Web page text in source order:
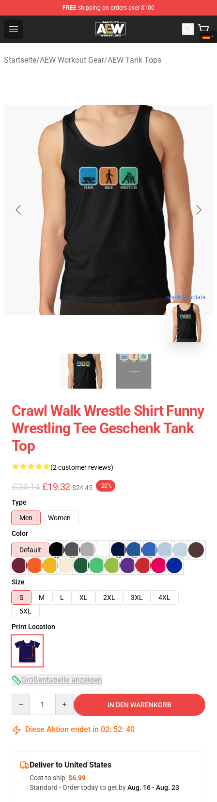
FREE shipping on orders over $100
Open menu
Aew Shop ⚡️ Official Aew Merchandise Store
Startseite/AEW Workout Gear/AEW Tank Tops
blank template
Crawl Walk Wrestle Shirt Funny
Wrestling Tee Geschenk Tank
Top
(2 customer reviews)
£24.14 £19.32 $24.45 -20%
Type
Men
Women
Color
Default
Size
S
M L XL 2XL 3XL
4XL
5XL
Print Location
Größentabelle anzeigen
IN DEN WARENKORB
Diese Aktion endet in 02: 52: 40
Deliver to United States
Cost to ship:$6.99
Standard - Order today to get byAug. 16 - Aug. 23